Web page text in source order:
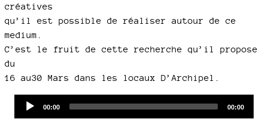
créatives
qu’il est possible de réaliser autour de ce
medium.
C’est le fruit de cette recherche qu’il propose
du
16 au30 Mars dans les locaux D’Archipel.
Current
00:00
Total
00:00